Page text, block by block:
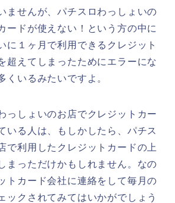
ませんが、パチスロわっしょいの
ードが使えない！という方の中に
に１ヶ月で利用できるクレジット
超えてしまったためにエラーにな
くいるみたいですよ。
っしょいのお店でクレジットカー
いる人は、もしかしたら、パチス
で利用したクレジットカードの上
まっただけかもしれません。なの
トカード会社に連絡をして毎月の
ックされてみてはいかがでしょう